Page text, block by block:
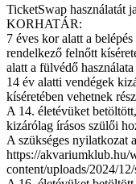
TicketSwap használatát
KORHATÁR:
7 éves kor alatt a
rendelkező felnőtt
alatt a fülvédő
14 év alatti vendégek
kíséretében vehetnek
A 14. életévüket
kizárólag írásos szülői
A szükséges nyilatkozat
https://akvariumklub.hu/
content/uploads/2024/